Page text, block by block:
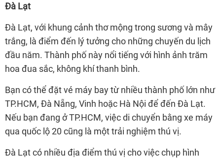
Đà Lạt
Đà Lạt, với khung cảnh thơ mộng trong sương và mây
trắng, là điểm đến lý tưởng cho những chuyến du lịch
đầu năm. Thành phố này nổi tiếng với hình ảnh trăm
hoa đua sắc, không khí thanh bình.
Bạn có thể đặt vé máy bay từ nhiều thành phố lớn như
TP.HCM, Đà Nẵng, Vinh hoặc Hà Nội để đến Đà Lạt.
Nếu bạn đang ở TP.HCM, việc di chuyển bằng xe máy
qua quốc lộ 20 cũng là một trải nghiệm thú vị.
Đà Lạt có nhiều địa điểm thú vị cho việc chụp hình